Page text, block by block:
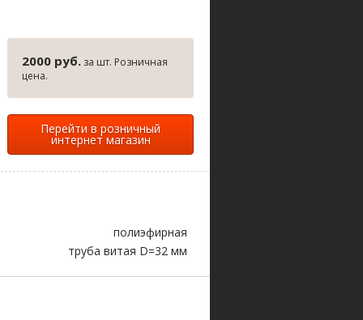
2000 руб. за шт. Розничная
цена.
Перейти в розничный
интернет магазин
полиэфирная
труба витая D=32 мм